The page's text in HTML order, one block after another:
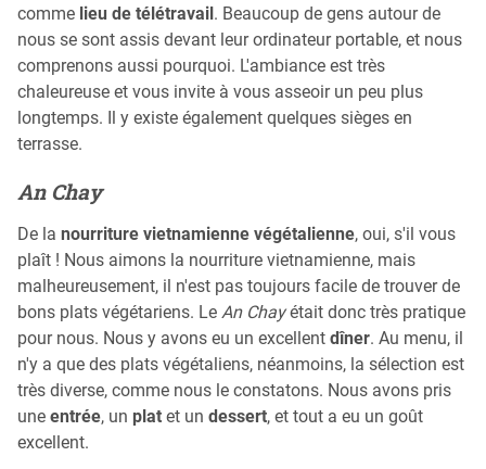
comme lieu de télétravail . Beaucoup de gens autour de
nous se sont assis devant leur ordinateur portable, et nous
comprenons aussi pourquoi. L'ambiance est très
chaleureuse et vous invite à vous asseoir un peu plus
longtemps. Il y existe également quelques sièges en
terrasse.
An Chay
De la nourriture vietnamienne végétalienne, oui, s'il vous
plaît ! Nous aimons la nourriture vietnamienne, mais
malheureusement, il n'est pas toujours facile de trouver de
bons plats végétariens. Le An Chayétait donc très pratique
pour nous. Nous y avons eu un excellent dîner. Au menu, il
n'y a que des plats végétaliens, néanmoins, la sélection est
très diverse, comme nous le constatons. Nous avons pris
une entrée, un plat et un dessert, et tout a eu un goût
excellent.